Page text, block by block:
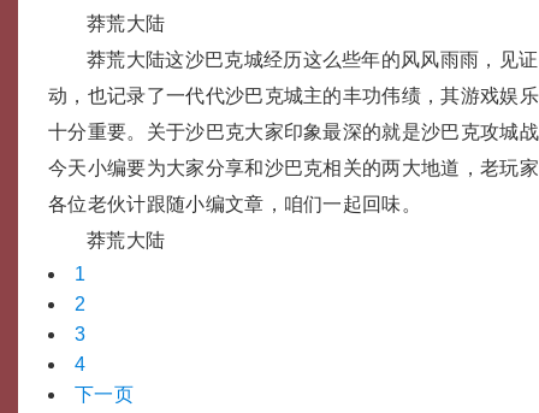
莽荒大陆
莽荒大陆这沙巴克城经历这么些年的风风雨雨，见
动，也记录了一代代沙巴克城主的丰功伟绩，其游戏娱
十分重要。关于沙巴克大家印象最深的就是沙巴克攻城
今天小编要为大家分享和沙巴克相关的两大地道，老玩
各位老伙计跟随小编文章，咱们一起回味。
莽荒大陆
1
2
3
4
下一页